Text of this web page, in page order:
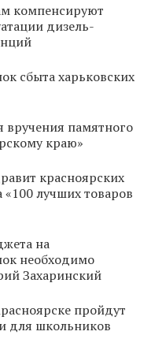
компенсируют
дизель-
сбыта харьковских
вручения памятного
краю»
красноярских
«100 лучших товаров
на
необходимо
Захаринский
пройдут
для школьников